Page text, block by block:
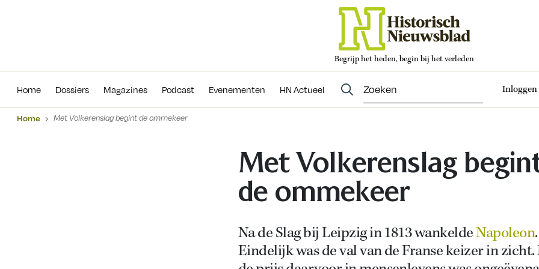
Begrijp het heden, begin bij het verleden
Home Dossiers Magazines Podcast Evenementen HN Actueel Inloggen
Evenementen
Home Met Volkerenslag begint de ommekeer
Met Volkerenslag
de ommekeer
Na de Slag bij Leipzig in 1813 wankeldeNapoleon.
Eindelijk was de val van de Franse keizer in